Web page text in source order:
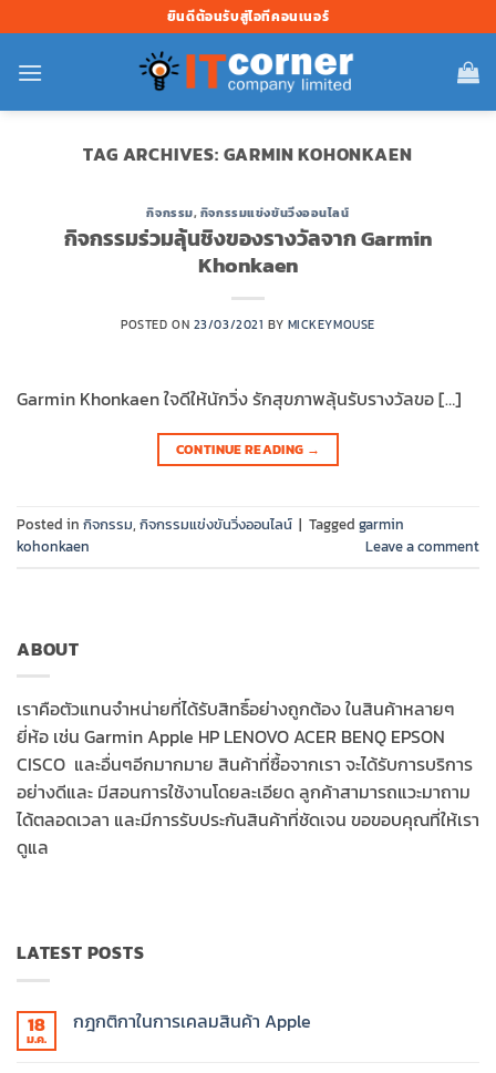
ไป
ยัง
ยินดีต้อนรับสู่ไอทีคอนเนอร์
TAG ARCHIVES: GARMIN KOHONKAEN
กิจกรรม,กิจกรรมแข่งขันวิ่งออนไลน์
กิจกรรมร่วมลุ้นชิงของรางวัลจาก Garmin
Khonkaen
POSTED ON 23/03/2021 BY MICKEYMOUSE
Garmin Khonkaen ใจดีให้นักวิ่ง รักสุขภาพลุ้นรับรางวัลขอ […]
CONTINUE READING →
Posted in กิจกรรม, กิจกรรมแข่งขันวิ่งออนไลน์ | Tagged garmin
kohonkaen
Leave a comment
ABOUT
เราคือตัวแทนจำหน่ายที่ได้รับสิทธิ์อย่างถูกต้อง ในสินค้าหลายๆ
ยี่ห้อ เช่น Garmin Apple HP LENOVO ACER BENQ EPSON
CISCO และอื่นๆอีกมากมาย สินค้าที่ซื้อจากเรา จะได้รับการบริการ
อย่างดีและ มีสอนการใช้งานโดยละเอียด ลูกค้าสามารถแวะมาถาม
ได้ตลอดเวลา และมีการรับประกันสินค้าที่ชัดเจน ขอขอบคุณที่ให้เรา
ดูแล
LATEST POSTS
18
ม.ค.
กฎกติกาในการเคลมสินค้า Apple